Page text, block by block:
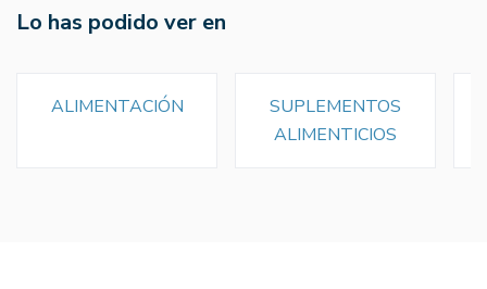
Lo has podido ver en
ALIMENTACIÓN
SUPLEMENTOS
ALIMENTICIOS